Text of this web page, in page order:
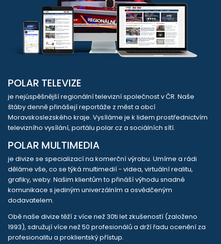
POLAR TELEVIZE
je nejúspěšnější regionální televizní společnost v ČR. Naše
štáby denně přinášejí reportáže z měst a obcí
Moravskoslezského kraje. Vysíláme je k lidem prostřednictvím
televizního vysílání, portálu polar.cz a sociálních sítí.
POLAR MULTIMEDIA
je divize se specializací na komerční výrobu. Umíme a rádi
děláme vše, co se týká multimedií - videa, virtuální realitu,
grafiky, weby. Našim klientům to přináší výhodu snadné
komunikace s jediným univerzálním a osvědčeným
dodavatelem.
Obě naše divize těží z více než 30ti let zkušeností (založeno
1993), sdružují více než 50 profesionálů a drží řadu ocenění za
profesionalitu a proklientský přístup.